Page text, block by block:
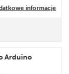
informacje
Arduino